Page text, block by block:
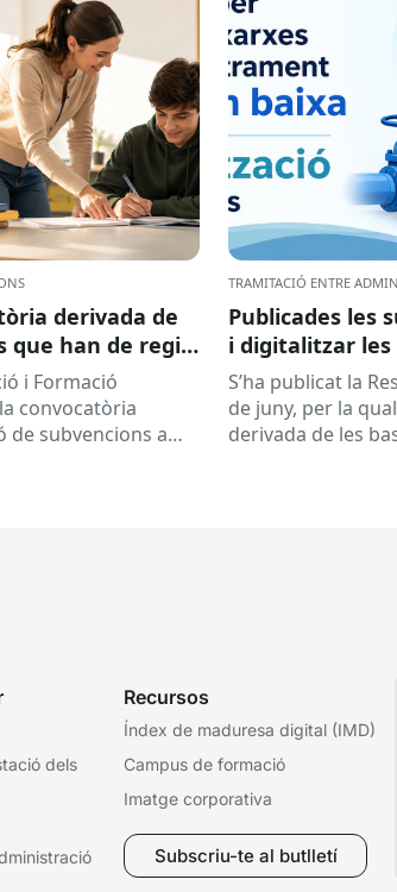
derivada de
que han de regir
a centres
de
i inserció,
i Formació
convocatòria
de subvencions a
TRAMITACIÓ ENTRE
Publicades les
i digitalitzar les
S’ha publicat la
de juny, per la
derivada de les
dels
Recursos
Índex de maduresa digital (IMD)
Campus de formació
Imatge corporativa
Subscriu-te al butlletí